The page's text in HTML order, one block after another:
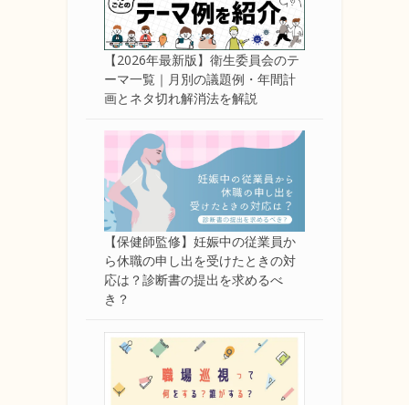
【2026年最新版】衛生委員会のテ
ーマ一覧｜月別の議題例・年間計
画とネタ切れ解消法を解説
【保健師監修】妊娠中の従業員か
ら休職の申し出を受けたときの対
応は？診断書の提出を求めるべ
き？